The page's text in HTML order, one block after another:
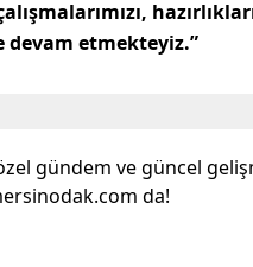
devam etmekteyiz.”
gündem ve güncel
da!